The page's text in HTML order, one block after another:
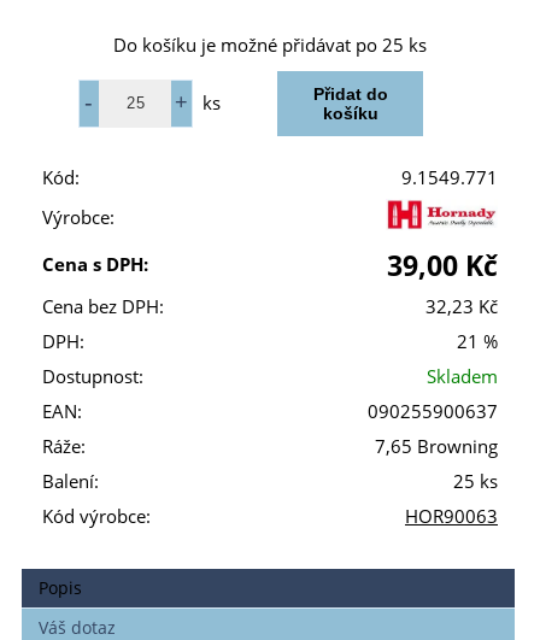
Do košíku je možné přidávat po 25 ks
ks
Kód:
9.1549.771
Výrobce:
Cena s DPH:
39,00 Kč
Cena bez DPH:
32,23 Kč
DPH:
21 %
Dostupnost:
Skladem
EAN:
090255900637
Ráže:
7,65 Browning
Balení:
25 ks
Kód výrobce:
HOR90063
Popis
Váš dotaz